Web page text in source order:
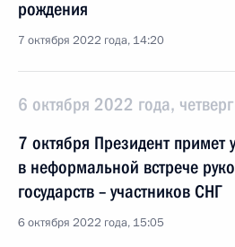
рождения
7 октября 2022 года, 14:20
6 октября 2022 года, четверг
7 октября Президент примет
в неформальной встрече
государств – участников СНГ
6 октября 2022 года, 15:05